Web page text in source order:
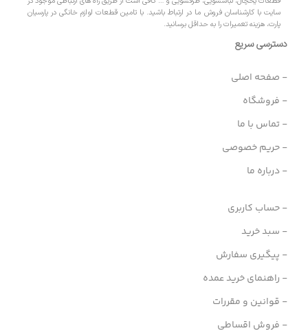
سایت با کارشناسان فروش ما در ارتباط باشید. با تامین قطعات لوازم خانگی در پارسیان
پارت، هزینه تعمیرات را به حداقل برسانید.
دسترسی سریع
- صفحه اصلی
- فروشگاه
- تماس با ما
- حریم خصوصی
- درباره ما
- حساب کاربری
- سبد خرید
- پیگیری سفارش
- راهنمای خرید عمده
- قوانین و مقررات
- فروش اقساطی